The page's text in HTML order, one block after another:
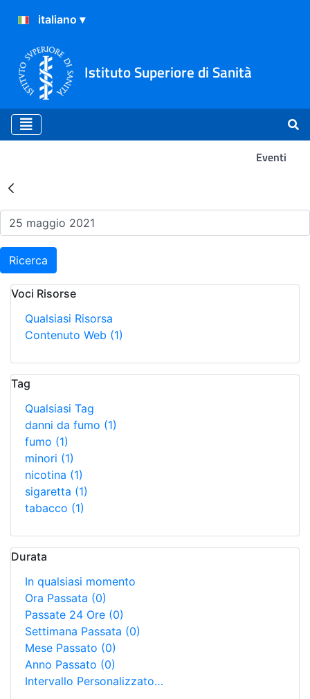
Istituto Superiore di Sanità
Eventi
Risultati della Ricerca -
Ricerca
Voci Risorse
Qualsiasi Risorsa
Contenuto Web (1)
Tag
Qualsiasi Tag
danni da fumo (1)
fumo (1)
minori (1)
nicotina (1)
sigaretta (1)
tabacco (1)
Durata
In qualsiasi momento
Ora Passata (0)
Passate 24 Ore (0)
Settimana Passata (0)
Mese Passato (0)
Anno Passato (0)
Intervallo Personalizzato…